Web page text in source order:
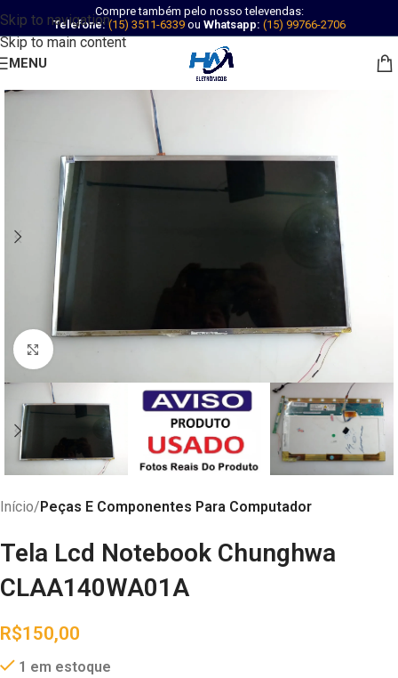
Skip to navigation
Skip to main content
Compre também pelo nosso televendas:
Telefone: (15) 3511-6339ou Whatsapp: (15) 99766-2706
MENU
Abrir imagem
Início Peças E Componentes Para Computador
Tela Lcd Notebook Chunghwa
CLAA140WA01A
R$150,00
1 em estoque